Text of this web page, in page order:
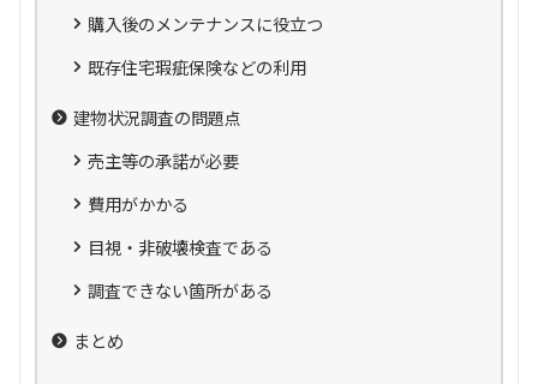
購入後のメンテナンスに役立つ
既存住宅瑕疵保険などの利用
建物状況調査の問題点
売主等の承諾が必要
費用がかかる
目視・非破壊検査である
調査できない箇所がある
まとめ